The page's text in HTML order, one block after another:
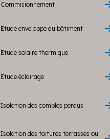
Commisionnement
Etude enveloppe du bâtiment
Etude solaire thermique
Etude éclairage
Isolation des combles perdus
Isolation des toitures terrasses ou